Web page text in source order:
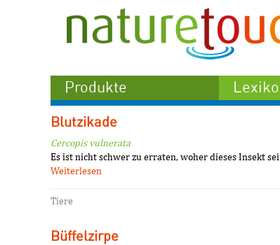
Produkte
Blutzikade
Cercopis vulnerata
Es ist nicht schwer zu erraten, woher dieses Insekt
Weiterlesen
Tiere
Büffelzirpe